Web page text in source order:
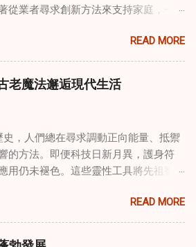
從業者尋求創新方法來支持家庭，一
受到關注。這種融合提供了一條整體的
，將古老的道家實踐與現代治療方法
這些多樣化方法的整合，徹底改變了
諮詢 ，為家庭提供了全面的支持，既
務 領域，奇門遁甲咒語的調適代表著中
學與當代治療的一個有趣交集。這些
智慧的古老實踐，正被謹慎地融入線
方方法培訓的治療師，正在探索如何將
咒語象征性地用於體現家庭單位內部
轉變過程。這種家庭諮詢服務中的創
READ MORE
老魔法邂逅現代生活
史，人們總在尋求調動正向能量、抵禦
的方法。即便科技日新月異，護身符
用仍未褪色。這些靈性工具將先祖智
們常透過 算命服務 或線上諮詢接觸它
符不只是裝飾品，更能聚焦意念、匯
能量。在充滿不確定性的世界裡，許多
READ MORE